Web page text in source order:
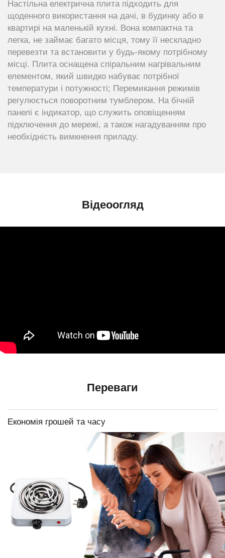
Настільна електрична плита підходить для
щоденного використання на дачі, в будинку або в
квартирі на маленькій кухні. Вона компактна та
легка, не займає багато місця, тому її нескладно
перевезти та встановити у будь-якому потрібному
місці. Плита оснащена спіральним нагрівальним
елементом, який швидко набуває потрібної
температури і потужності; Перемикання режимів
регулюється поворотним тумблером. На бічній
панелі є індикатор, що служить оповіщенням
підключення до мережі, а також нагадуванням про
необхідність вимкнення приладу.
Відеоогляд
Переваги
Економія грошей та часу